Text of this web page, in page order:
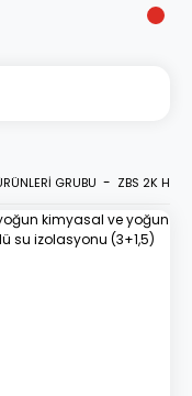
GRUBU ZBS 2K